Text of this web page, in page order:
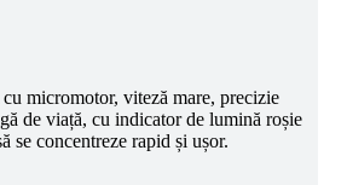
micromotor, viteză mare, precizie
de viață, cu indicator de lumină roșie
se concentreze rapid și ușor.